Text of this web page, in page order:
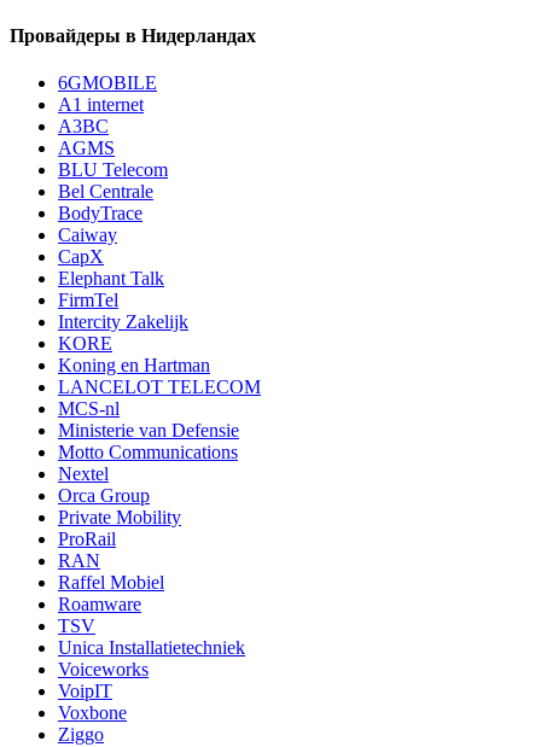
Провайдеры в Нидерландах
6GMOBILE
A1 internet
A3BC
AGMS
BLU Telecom
Bel Centrale
BodyTrace
Caiway
CapX
Elephant Talk
FirmTel
Intercity Zakelijk
KORE
Koning en Hartman
LANCELOT TELECOM
MCS-nl
Ministerie van Defensie
Motto Communications
Nextel
Orca Group
Private Mobility
ProRail
RAN
Raffel Mobiel
Roamware
TSV
Unica Installatietechniek
Voiceworks
VoipIT
Voxbone
Ziggo